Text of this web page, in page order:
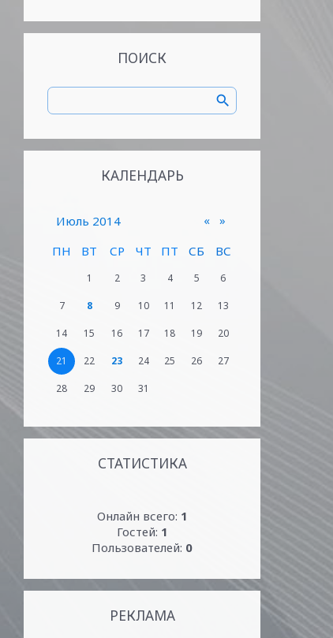
ПОИСК
КАЛЕНДАРЬ
«
Июль 2014
»
ПН
ВТ СР ЧТ ПТ СБ ВС
1 2 3 4 5 6
7 8 9 10 11 12 13
14 15 16 17 18 19 20
21 22 23 24 25 26 27
28 29 30 31
СТАТИСТИКА
Онлайн всего: 1
Гостей: 1
Пользователей: 0
РЕКЛАМА